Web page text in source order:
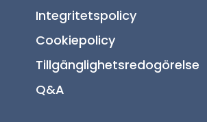
Integritetspolicy
Cookiepolicy
Tillgänglighetsredogörelse
Q&A